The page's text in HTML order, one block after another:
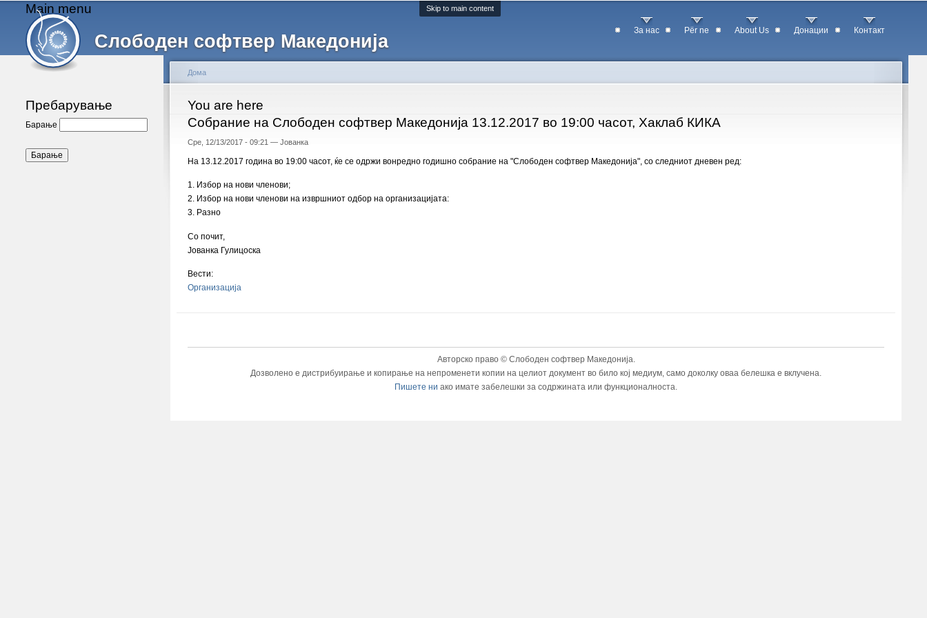
Skip to main content
Слободен софтвер Македонија
Main menu
За нас Për ne About Us Донации Контакт
Пребарување
Барање
You are here
Дома
Собрание на Слободен софтвер Македонија 13.12.2017 во 19:00 часот, Хаклаб КИКА
Сре, 12/13/2017 - 09:21 — Јованка
На 13.12.2017 година во 19:00 часот, ќе се одржи вонредно годишно собрание на "Слободен софтвер Македонија", со следниот дневен ред:
1. Избор на нови членови;
2. Избор на нови членови на извршниот одбор на организацијата:
3. Разно
Со почит,
Јованка Гулицоска
Вести:
Организација
Авторско право © Слободен софтвер Македонија.
Дозволено е дистрибуирање и копирање на непроменети копии на целиот документ во било кој медиум, само доколку оваа белешка е вклучена.
Пишете ни ако имате забелешки за содржината или функционалноста.